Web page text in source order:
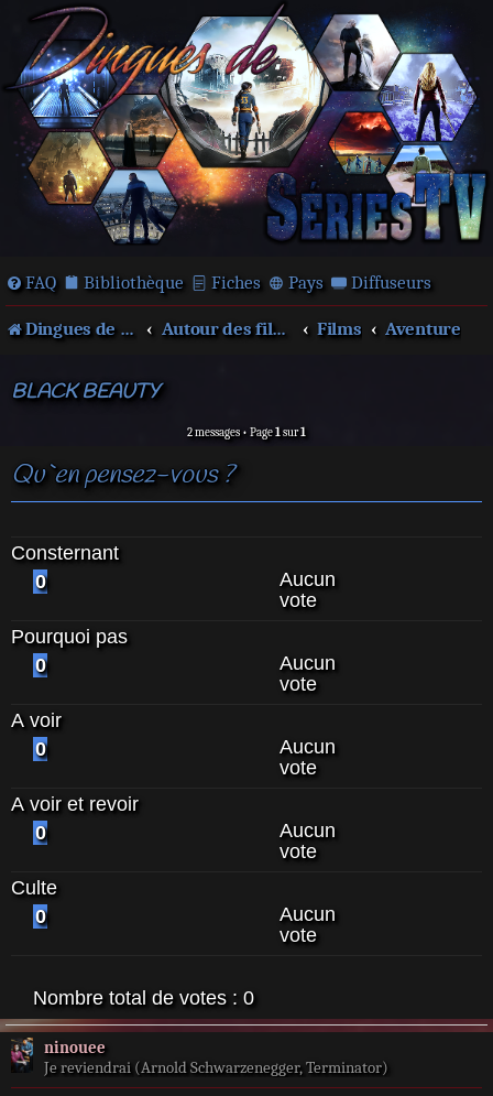
FAQ Bibliothèque Fiches Pays Diffuseurs
Dingues de séries télé ! Autour des films et séries Films Aventure
BLACK BEAUTY
2 messages • Page1sur1
Qu`en pensez-vous ?
Consternant
0
Aucun
vote
Pourquoi pas
0
Aucun
vote
A voir
0
Aucun
vote
A voir et revoir
0
Aucun
vote
Culte
0
Aucun
vote
Nombre total de votes : 0
ninouee
Je reviendrai (Arnold Schwarzenegger, Terminator)